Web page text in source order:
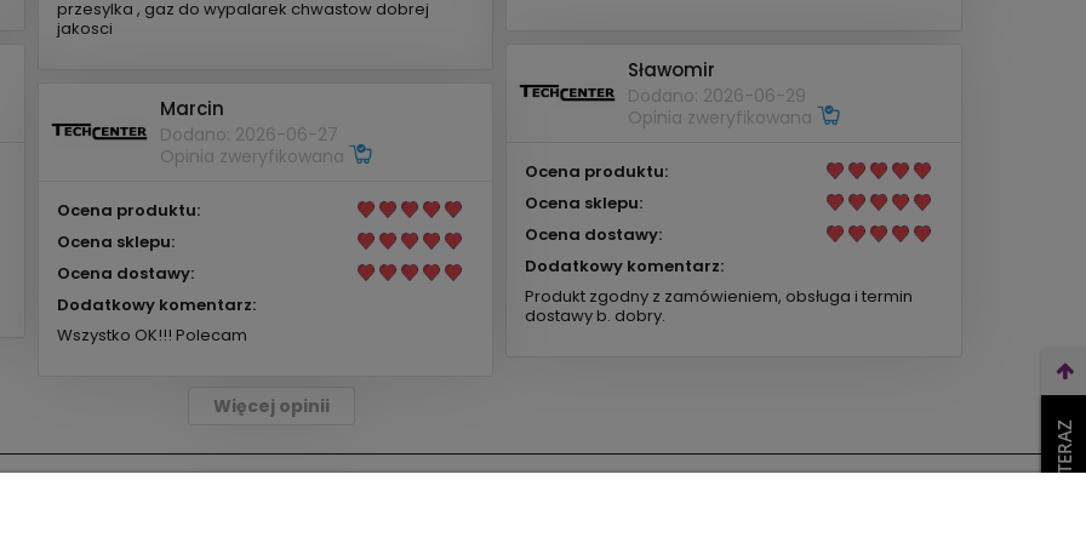
przesylka , gaz do wypalarek chwastow dobrej
jakosci
Sławomir
Dodano: 2026-06-29
Opinia zweryfikowana
Ocena produktu:
Ocena sklepu:
Ocena dostawy:
Dodatkowy komentarz:
Produkt zgodny z zamówieniem, obsługa i termin
dostawy b. dobry.
Marcin
Dodano: 2026-06-27
Opinia zweryfikowana
Ocena produktu:
Ocena sklepu:
Ocena dostawy:
Dodatkowy komentarz:
Wszystko OK!!! Polecam
Więcej opinii